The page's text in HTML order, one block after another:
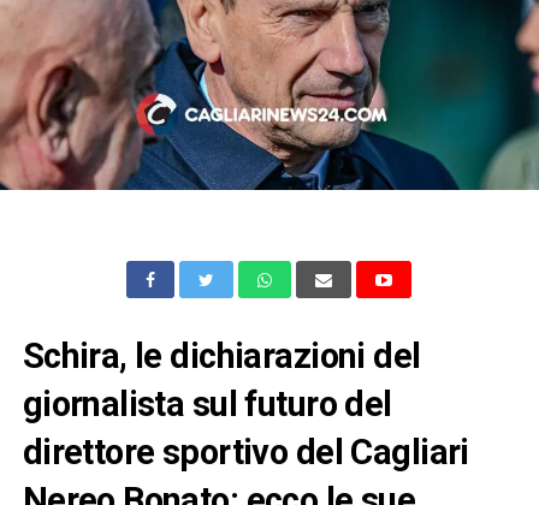
Schira, le dichiarazioni del
giornalista sul futuro del
direttore sportivo del Cagliari